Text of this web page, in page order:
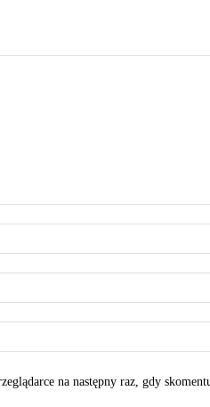
na następny raz, gdy